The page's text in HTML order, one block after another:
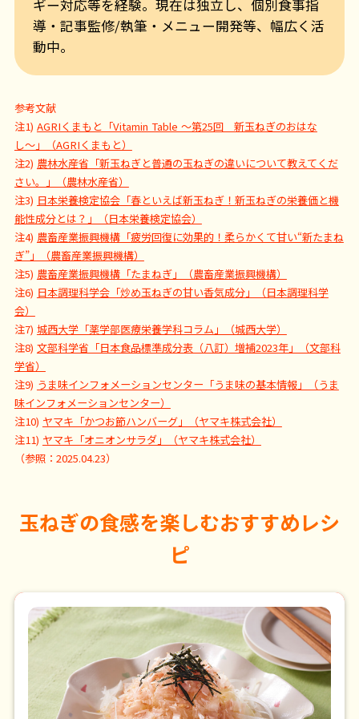
ギー対応等を経験。現在は独立し、個別食事指
導・記事監修/執筆・メニュー開発等、幅広く活
動中。
参考文献
注1) AGRIくまもと「Vitamin Table 〜第25回 新玉ねぎのおはな
し〜」（AGRIくまもと）
注2) 農林水産省「新玉ねぎと普通の玉ねぎの違いについて教えてくだ
さい。」（農林水産省）
注3) 日本栄養検定協会「春といえば新玉ねぎ！新玉ねぎの栄養価と機
能性成分とは？」（日本栄養検定協会）
注4) 農畜産業振興機構「疲労回復に効果的！柔らかくて甘い“新たまね
ぎ”」（農畜産業振興機構）
注5) 農畜産業振興機構「たまねぎ」（農畜産業振興機構）
注6) 日本調理科学会「炒め玉ねぎの甘い香気成分」（日本調理科学
会）
注7) 城西大学「薬学部医療栄養学科コラム」（城西大学）
注8) 文部科学省「日本食品標準成分表（八訂）増補2023年」（文部科
学省）
注9) うま味インフォメーションセンター「うま味の基本情報」（うま
味インフォメーションセンター）
注10) ヤマキ「かつお節ハンバーグ」（ヤマキ株式会社）
注11) ヤマキ「オニオンサラダ」（ヤマキ株式会社）
（参照：2025.04.23）
玉ねぎの食感を楽しむおすすめレシ
ピ